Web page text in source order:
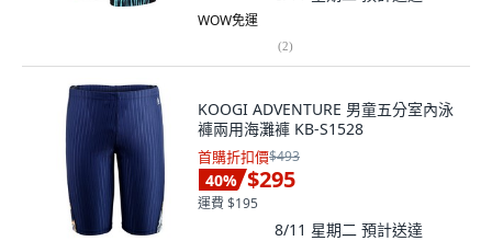
WOW免運
(2)
KOOGI ADVENTURE 男童五分室內泳
褲兩用海灘褲 KB-S1528
首購折扣價$493
40% $295
運費 $195
8/11 星期二 預計送達